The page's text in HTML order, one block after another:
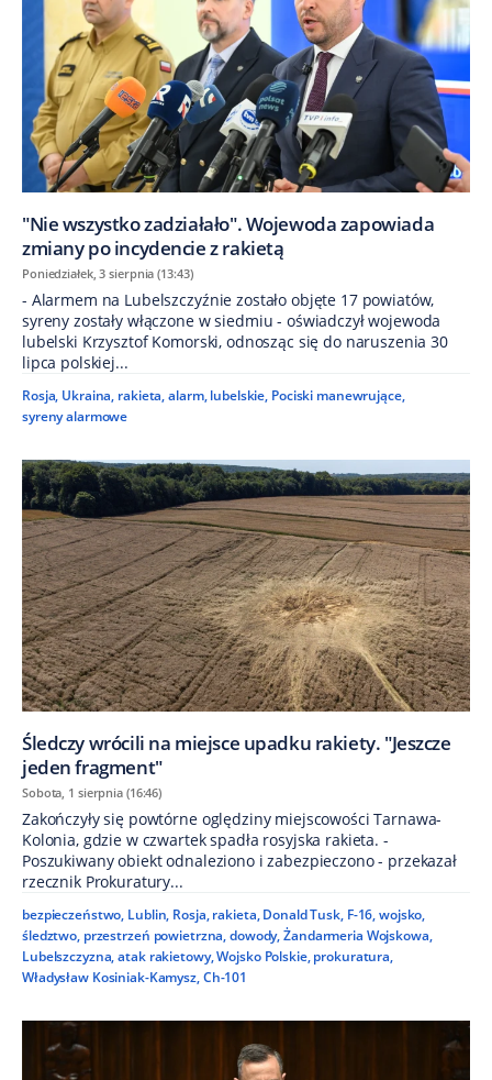
"Nie wszystko zadziałało". Wojewoda zapowiada
zmiany po incydencie z rakietą
Poniedziałek, 3 sierpnia (13:43)
- Alarmem na Lubelszczyźnie zostało objęte 17 powiatów,
syreny zostały włączone w siedmiu - oświadczył wojewoda
lubelski Krzysztof Komorski, odnosząc się do naruszenia 30
lipca polskiej...
Rosja, Ukraina, rakieta,alarm, lubelskie, Pociski manewrujące,
syreny alarmowe
Śledczy wrócili na miejsce upadku rakiety. "Jeszcze
jeden fragment"
Sobota, 1 sierpnia (16:46)
Zakończyły się powtórne oględziny miejscowości Tarnawa-
Kolonia, gdzie w czwartek spadła rosyjska rakieta. -
Poszukiwany obiekt odnaleziono i zabezpieczono - przekazał
rzecznik Prokuratury...
bezpieczeństwo, Lublin, Rosja, rakieta, Donald Tusk, F-16,wojsko,
śledztwo, przestrzeń powietrzna,dowody,Żandarmeria Wojskowa,
Lubelszczyzna,atak rakietowy,Wojsko Polskie, prokuratura,
Władysław Kosiniak-Kamysz,Ch-101